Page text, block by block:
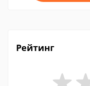
Рейтинг